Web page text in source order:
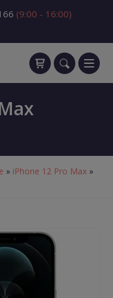
(9:00 - 16:00)
» iPhone 12 Pro Max »